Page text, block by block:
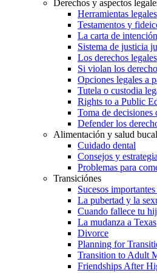
Derechos y aspectos
Herramientas legales
Testamentos y
La carta de intención
Sistema de justicia
Los derechos legales
Si violan los
Opciones legales a
Tutela o custodia
Rights to a Public
Toma de
Defender los
Alimentación y salud bucal
Cuidado dental
Consejos y
Problemas para
Transiciónes
Sucesos
La pubertad y la
Cuando fallece tu
La mudanza a Texas
Divorce
Planning for
Transition to Adult
Friendships After